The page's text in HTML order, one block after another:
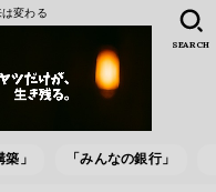
変わる
」 「みんなの銀行」
SEARCH